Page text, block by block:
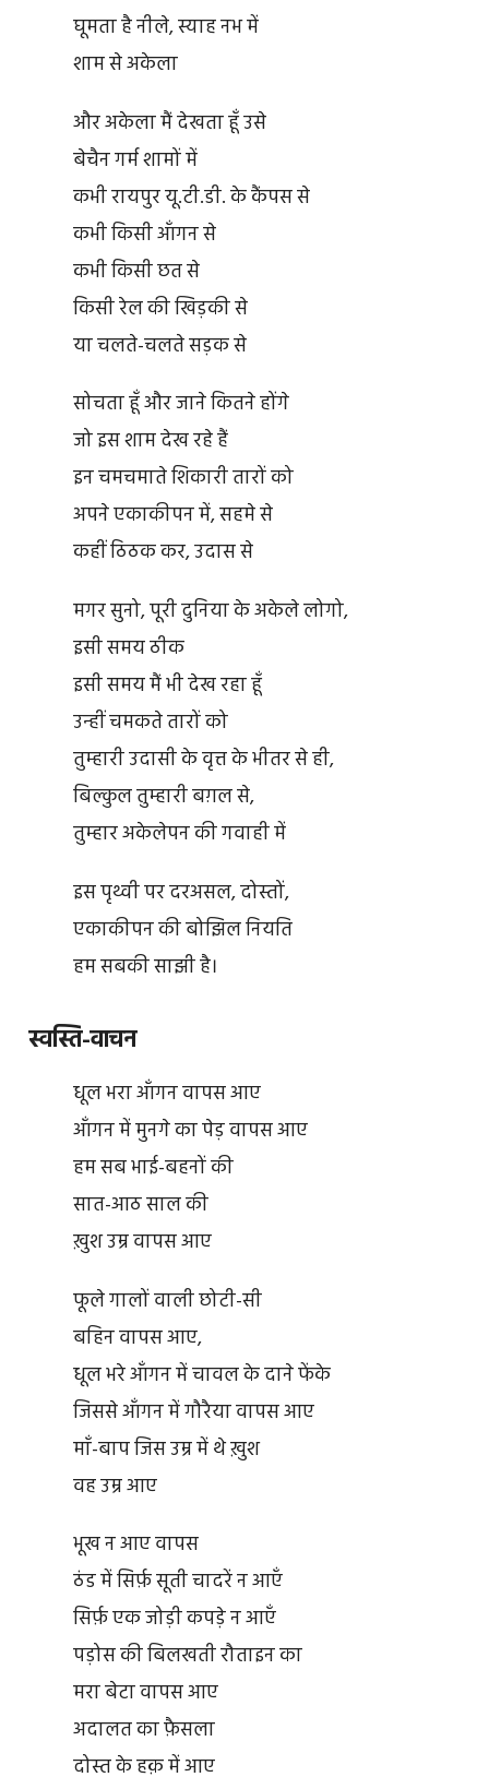
घूमता है नीले, स्याह नभ में
शाम से अकेला
और अकेला मैं देखता हूँ उसे
बेचैन गर्म शामों में
कभी रायपुर यू.टी.डी. के कैंपस से
कभी किसी आँगन से
कभी किसी छत से
किसी रेल की खिड़की से
या चलते-चलते सड़क से
सोचता हूँ और जाने कितने होंगे
जो इस शाम देख रहे हैं
इन चमचमाते शिकारी तारों को
अपने एकाकीपन में, सहमे से
कहीं ठिठक कर, उदास से
मगर सुनो, पूरी दुनिया के अकेले लोगो,
इसी समय ठीक
इसी समय मैं भी देख रहा हूँ
उन्हीं चमकते तारों को
तुम्हारी उदासी के वृत्त के भीतर से ही,
बिल्कुल तुम्हारी बग़ल से,
तुम्हार अकेलेपन की गवाही में
इस पृथ्वी पर दरअसल, दोस्तों,
एकाकीपन की बोझिल नियति
हम सबकी साझी है।
स्वस्ति-वाचन
धूल भरा आँगन वापस आए
आँगन में मुनगे का पेड़ वापस आए
हम सब भाई-बहनों की
सात-आठ साल की
ख़ुश उम्र वापस आए
फूले गालों वाली छोटी-सी
बहिन वापस आए,
धूल भरे आँगन में चावल के दाने फेंके
जिससे आँगन में गौरैया वापस आए
माँ-बाप जिस उम्र में थे ख़ुश
वह उम्र आए
भूख न आए वापस
ठंड में सिर्फ़ सूती चादरें न आएँ
सिर्फ़ एक जोड़ी कपड़े न आएँ
पड़ोस की बिलखती रौताइन का
मरा बेटा वापस आए
अदालत का फ़ैसला
दोस्त के हक़ में आए